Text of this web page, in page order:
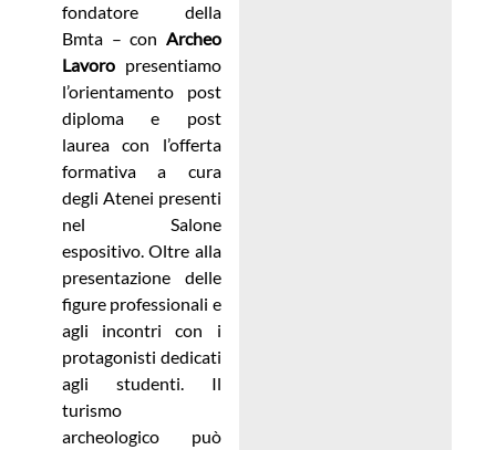
fondatore della
Bmta – con Archeo
Lavoro presentiamo
l’orientamento post
diploma e post
laurea con l’offerta
formativa a cura
degli Atenei presenti
nel Salone
espositivo. Oltre alla
presentazione delle
figure professionali e
agli incontri con i
protagonisti dedicati
agli studenti. Il
turismo
archeologico può